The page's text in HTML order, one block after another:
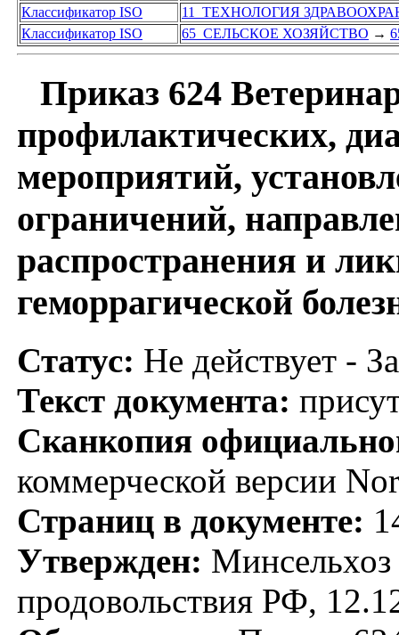
Классификатор ISO
11 ТЕХНОЛОГИЯ
Классификатор ISO
65 СЕЛЬСКОЕ ХОЗЯЙСТВО →
Приказ 624
профилактических,
мероприятий,
ограничений,
распространения и
геморрагической
Статус: Не действует -
Текст документа:
Сканкопия
коммерческой версии
Страниц в документе:
Утвержден: Минсельхоз
продовольствия РФ,